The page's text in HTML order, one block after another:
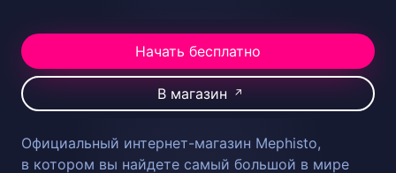
Начать бесплатно
В магазин ↗
Официальный интернет-магазин Mephisto,
в котором вы найдете самый большой в мире